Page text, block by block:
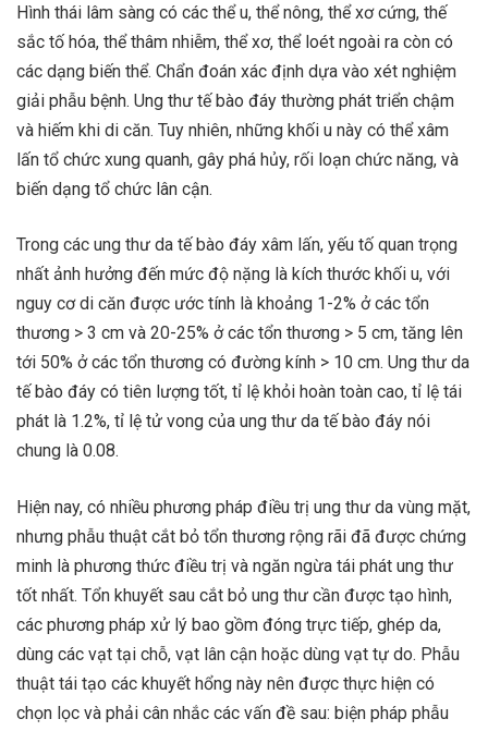
Hình thái lâm sàng có các thể u, thể nông, thể xơ cứng, thế
sắc tố hóa, thể thâm nhiễm, thể xơ, thể loét ngoài ra còn có
các dạng biến thể. Chẩn đoán xác định dựa vào xét nghiệm
giải phẫu bệnh. Ung thư tế bào đáy thường phát triển chậm
và hiếm khi di căn. Tuy nhiên, những khối u này có thể xâm
lấn tổ chức xung quanh, gây phá hủy, rối loạn chức năng, và
biến dạng tổ chức lân cận.
Trong các ung thư da tế bào đáy xâm lấn, yếu tố quan trọng
nhất ảnh hưởng đến mức độ nặng là kích thước khối u, với
nguy cơ di căn được ước tính là khoảng 1-2% ở các tổn
thương > 3 cm và 20-25% ở các tổn thương > 5 cm, tăng lên
tới 50% ở các tổn thương có đường kính > 10 cm. Ung thư da
tế bào đáy có tiên lượng tốt, tỉ lệ khỏi hoàn toàn cao, tỉ lệ tái
phát là 1.2%, tỉ lệ tử vong của ung thư da tế bào đáy nói
chung là 0.08.
Hiện nay, có nhiều phương pháp điều trị ung thư da vùng mặt,
nhưng phẫu thuật cắt bỏ tổn thương rộng rãi đã được chứng
minh là phương thức điều trị và ngăn ngừa tái phát ung thư
tốt nhất. Tổn khuyết sau cắt bỏ ung thư cần được tạo hình,
các phương pháp xử lý bao gồm đóng trực tiếp, ghép da,
dùng các vạt tại chỗ, vạt lân cận hoặc dùng vạt tự do. Phẫu
thuật tái tạo các khuyết hổng này nên được thực hiện có
chọn lọc và phải cân nhắc các vấn đề sau: biện pháp phẫu